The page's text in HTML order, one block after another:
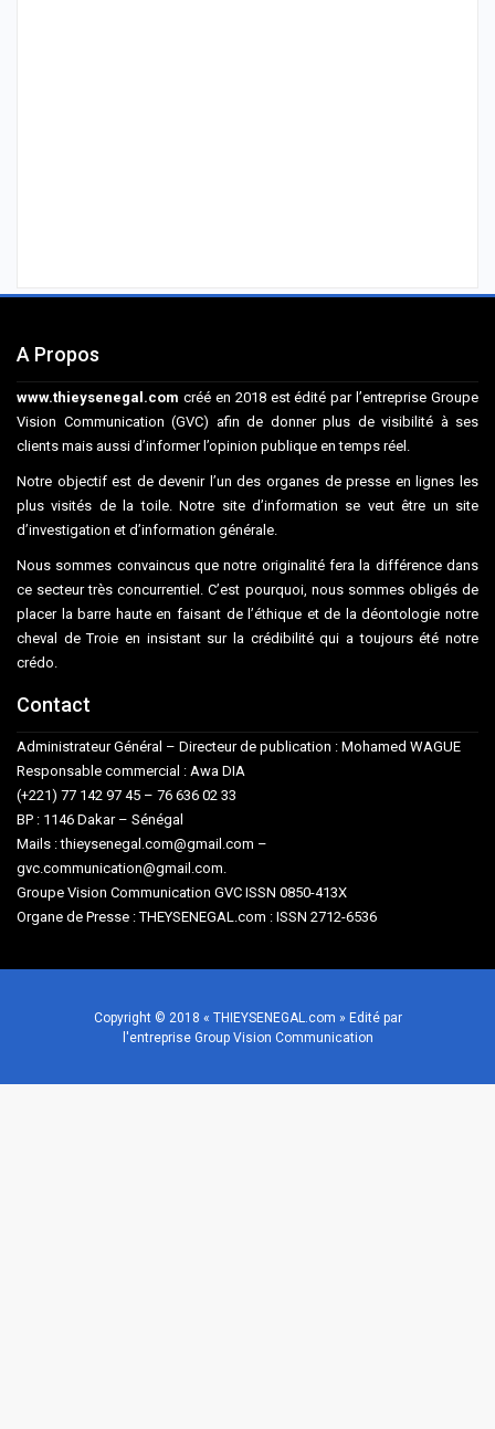
A Propos
www.thieysenegal.com créé en 2018 est édité par l’entreprise Groupe
Vision Communication (GVC) afin de donner plus de visibilité à ses
clients mais aussi d’informer l’opinion publique en temps réel.
Notre objectif est de devenir l’un des organes de presse en lignes les
plus visités de la toile. Notre site d’information se veut être un site
d’investigation et d’information générale.
Nous sommes convaincus que notre originalité fera la différence dans
ce secteur très concurrentiel. C’est pourquoi, nous sommes obligés de
placer la barre haute en faisant de l’éthique et de la déontologie notre
cheval de Troie en insistant sur la crédibilité qui a toujours été notre
crédo.
Contact
Administrateur Général – Directeur de publication : Mohamed WAGUE
Responsable commercial : Awa DIA
(+221) 77 142 97 45 – 76 636 02 33
BP : 1146 Dakar – Sénégal
Mails : thieysenegal.com@gmail.com –
gvc.communication@gmail.com.
Groupe Vision Communication GVC ISSN 0850-413X
Organe de Presse : THEYSENEGAL.com : ISSN 2712-6536
Copyright © 2018 « THIEYSENEGAL.com » Edité par
l'entreprise Group Vision Communication